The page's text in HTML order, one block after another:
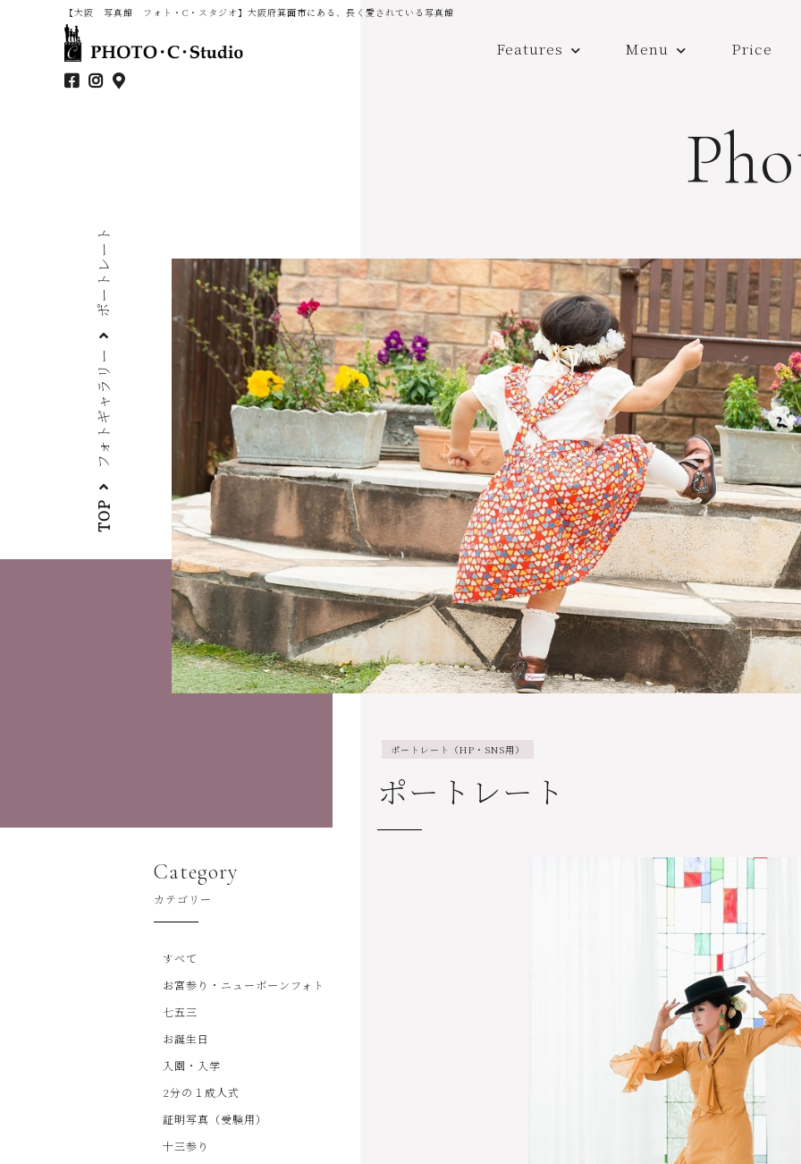
【大阪 写真館 フォト・C・スタジオ】大阪府箕面市にある、長く愛されている写真館
Features Menu Price
TOP
フォトギャラリー
ポートレート
ポートレート（HP・SNS用）
ポートレート
Category
カテゴリー
すべて
お宮参り・ニューボーンフォト
七五三
お誕生日
入園・入学
2分の１成人式
証明写真（受験用）
十三参り